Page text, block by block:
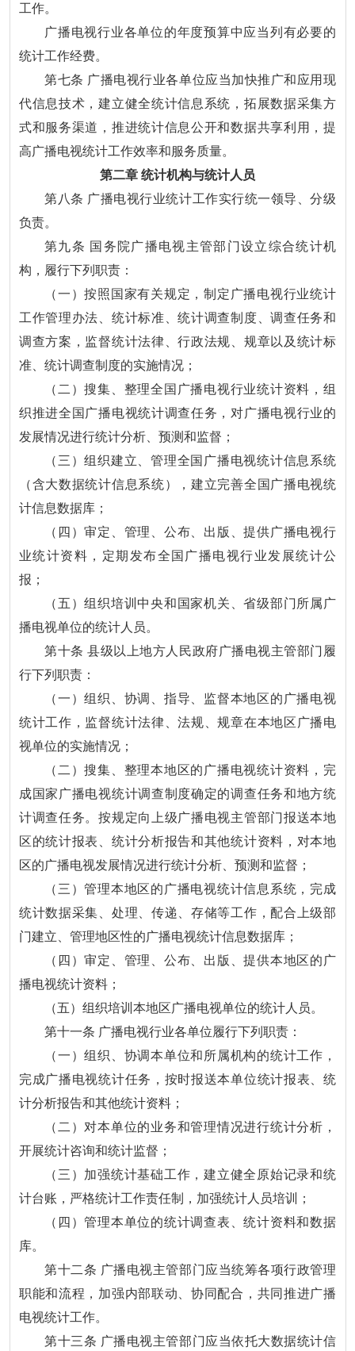
工作。
广播电视行业各单位的年度预算中应当列有必要的
统计工作经费。
第七条 广播电视行业各单位应当加快推广和应用现
代信息技术，建立健全统计信息系统，拓展数据采集方
式和服务渠道，推进统计信息公开和数据共享利用，提
高广播电视统计工作效率和服务质量。
第二章 统计机构与统计人员
第八条 广播电视行业统计工作实行统一领导、分级
负责。
第九条 国务院广播电视主管部门设立综合统计机
构，履行下列职责：
（一）按照国家有关规定，制定广播电视行业统计
工作管理办法、统计标准、统计调查制度、调查任务和
调查方案，监督统计法律、行政法规、规章以及统计标
准、统计调查制度的实施情况；
（二）搜集、整理全国广播电视行业统计资料，组
织推进全国广播电视统计调查任务，对广播电视行业的
发展情况进行统计分析、预测和监督；
（三）组织建立、管理全国广播电视统计信息系统
（含大数据统计信息系统），建立完善全国广播电视统
计信息数据库；
（四）审定、管理、公布、出版、提供广播电视行
业统计资料，定期发布全国广播电视行业发展统计公
报；
（五）组织培训中央和国家机关、省级部门所属广
播电视单位的统计人员。
第十条 县级以上地方人民政府广播电视主管部门履
行下列职责：
（一）组织、协调、指导、监督本地区的广播电视
统计工作，监督统计法律、法规、规章在本地区广播电
视单位的实施情况；
（二）搜集、整理本地区的广播电视统计资料，完
成国家广播电视统计调查制度确定的调查任务和地方统
计调查任务。按规定向上级广播电视主管部门报送本地
区的统计报表、统计分析报告和其他统计资料，对本地
区的广播电视发展情况进行统计分析、预测和监督；
（三）管理本地区的广播电视统计信息系统，完成
统计数据采集、处理、传递、存储等工作，配合上级部
门建立、管理地区性的广播电视统计信息数据库；
（四）审定、管理、公布、出版、提供本地区的广
播电视统计资料；
（五）组织培训本地区广播电视单位的统计人员。
第十一条 广播电视行业各单位履行下列职责：
（一）组织、协调本单位和所属机构的统计工作，
完成广播电视统计任务，按时报送本单位统计报表、统
计分析报告和其他统计资料；
（二）对本单位的业务和管理情况进行统计分析，
开展统计咨询和统计监督；
（三）加强统计基础工作，建立健全原始记录和统
计台账，严格统计工作责任制，加强统计人员培训；
（四）管理本单位的统计调查表、统计资料和数据
库。
第十二条 广播电视主管部门应当统筹各项行政管理
职能和流程，加强内部联动、协同配合，共同推进广播
电视统计工作。
第十三条 广播电视主管部门应当依托大数据统计信